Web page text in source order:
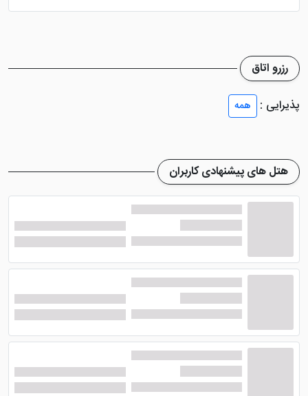
هتل آپارتمان هدیه اهواز
دارای 23 واحد اقامتی می باشد
استراحتی با رفاه کامل را در این هتل سپری نمایید. علاوه بر
فضای خوب اتاق ها، امکاناتی همچون سیستم تهویه
مطبوع، سیستم گرمایش و سرمایش، تلویزوین، حمام،
شما امکان پخت و پز در اتاق ها را هم خواهید داشت که این
شرایط در هتل اهواز معمولی ایجاد نشده است.
آیا کیفیت غذایی رستوران هتل
آپارتمان هدیه اهواز مناسب است؟
هتل آپارتمان سه ستاره هدیه اهواز اقامت یافته
اید، از نظر صرف غذا در وعده های مختلف، هیچگونه نگرانی
نخواهید داشت. چرا که رستوران این هتل با کیفیت غذایی
مناسب در طبقه چهارم هتل قرار گرفته و با فضایی شیک و
رزرو اتاق
پذیرایی :
همه
هتل های پیشنهادی کاربران